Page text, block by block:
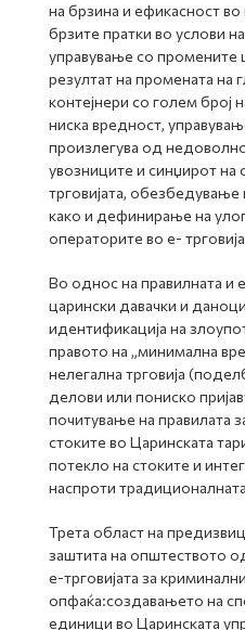
на брзина и ефикасност
брзите пратки во услови
управување со промените
резултат на промената на
контејнери со голем број
ниска вредност,
произлегува од
увозниците и синџирот на
трговијата,
како и дефинирање на
операторите во е-
Во однос на правилната и
царински давачки и
идентификација на
правото на „минимална
нелегална трговија
делови или пониско
почитување на правилата
стоките во Царинската
потекло на стоките и
наспроти традиционалната
Трета област на
заштита на општеството
е-трговијата за
опфаќа:создавањето на
единици во Царинската